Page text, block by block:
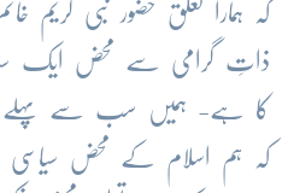
کہ ہمارا تعلق حضور نبی
ذاتِ گرامی سے محض ایک سیاسی
کا ہے- ہمیں سب سے پہلے
کہ ہم اسلام کے محض سیاسی